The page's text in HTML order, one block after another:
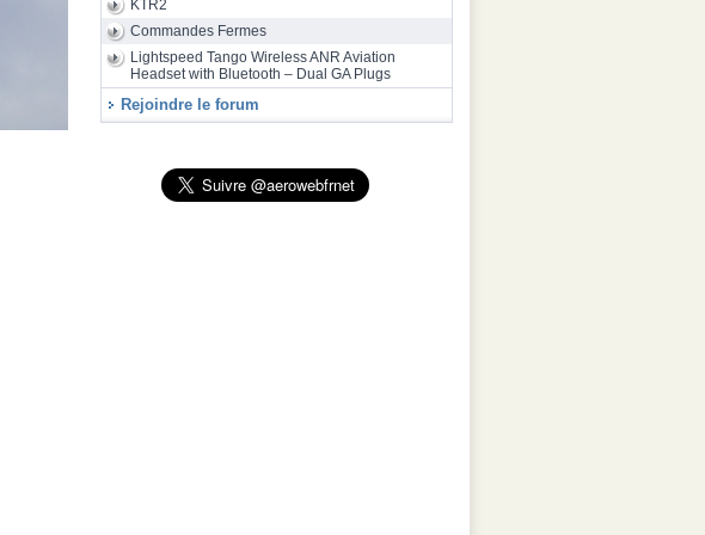
Sunrise arrive à Toulouse après un vol record de plus
de 24 heures depuis Melbourne
KTR2
Commandes Fermes
Lightspeed Tango Wireless ANR Aviation
Headset with Bluetooth – Dual GA Plugs
Rejoindre le forum